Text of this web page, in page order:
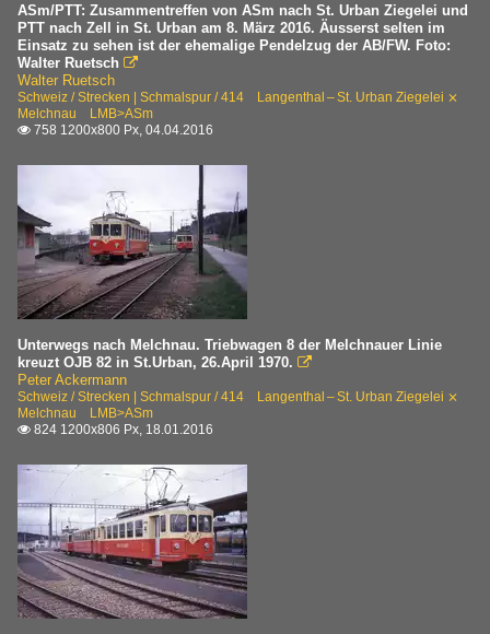
ASm/PTT: Zusammentreffen von ASm nach St. Urban Ziegelei und
PTT nach Zell in St. Urban am 8. März 2016. Äusserst selten im
Einsatz zu sehen ist der ehemalige Pendelzug der AB/FW. Foto:
Walter Ruetsch 
Walter Ruetsch
Schweiz / Strecken | Schmalspur / 414 Langenthal – St. Urban Ziegelei ⨯
Melchnau LMB>ASm
 758 1200x800 Px, 04.04.2016
Unterwegs nach Melchnau. Triebwagen 8 der Melchnauer Linie
kreuzt OJB 82 in St.Urban, 26.April 1970. 
Peter Ackermann
Schweiz / Strecken | Schmalspur / 414 Langenthal – St. Urban Ziegelei ⨯
Melchnau LMB>ASm
 824 1200x806 Px, 18.01.2016